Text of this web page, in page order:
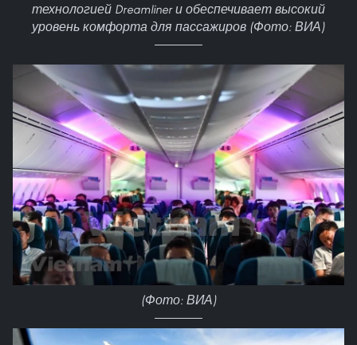
технологией Dreamliner и обеспечивает высокий
уровень комфорта для пассажиров (Фото: ВИА)
(Фото: ВИА)